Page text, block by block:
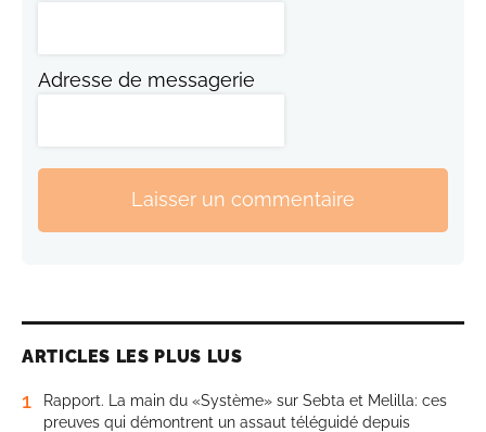
Adresse de messagerie
Laisser un commentaire
ARTICLES LES PLUS LUS
1
Rapport. La main du «Système» sur Sebta et Melilla: ces
preuves qui démontrent un assaut téléguidé depuis